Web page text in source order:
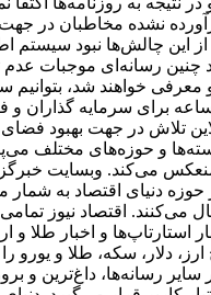
نشده مخاطبان در
این چالش‌ها نبود
چنین رسانه‌ای موجبات
خواهند شد، بتوانیم
برای سرمایه
تلاش در جهت بهبود
و حوزه‌های مختلف
می‌کند. وبسایت
می‌کنند. اقتصاد نیوز
استارتاپ‌ها و
دلار، سکه، طلا و
رسانه‌ها، داغ‌ترین و